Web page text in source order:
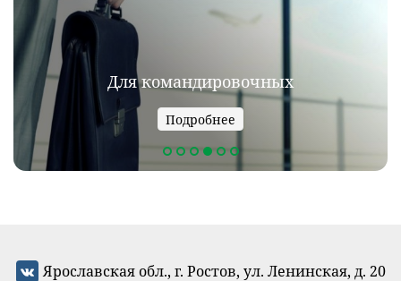
Для командировочных
Подробнее
Ярославская обл., г. Ростов, ул. Ленинская, д. 20